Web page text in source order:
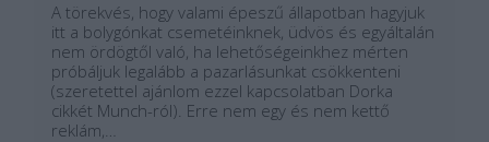
A törekvés, hogy valami épeszű állapotban hagyjuk
itt a bolygónkat csemetéinknek, üdvös és egyáltalán
nem ördögtől való, ha lehetőségeinkhez mérten
próbáljuk legalább a pazarlásunkat csökkenteni
(szeretettel ajánlom ezzel kapcsolatban Dorka
cikkét Munch-ról). Erre nem egy és nem kettő
reklám,…